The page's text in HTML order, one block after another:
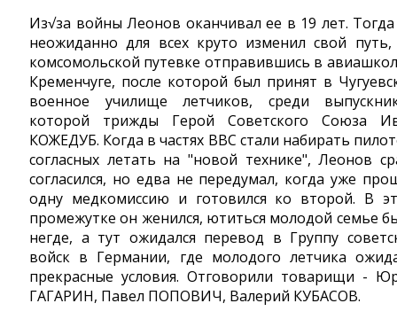
Из√за войны Леонов оканчивал ее в 19 лет.
неожиданно для всех круто изменил свой
комсомольской путевке отправившись в
Кременчуге, после которой был принят в
военное училище летчиков, среди
которой трижды Герой Советского Союза
КОЖЕДУБ. Когда в частях ВВС стали набирать
согласных летать на "новой технике", Леонов
согласился, но едва не передумал, когда уже
одну медкомиссию и готовился ко второй. В
промежутке он женился, ютиться молодой семье
негде, а тут ожидался перевод в Группу
войск в Германии, где молодого летчика
прекрасные условия. Отговорили товарищи -
ГАГАРИН, Павел ПОПОВИЧ, Валерий КУБАСОВ.